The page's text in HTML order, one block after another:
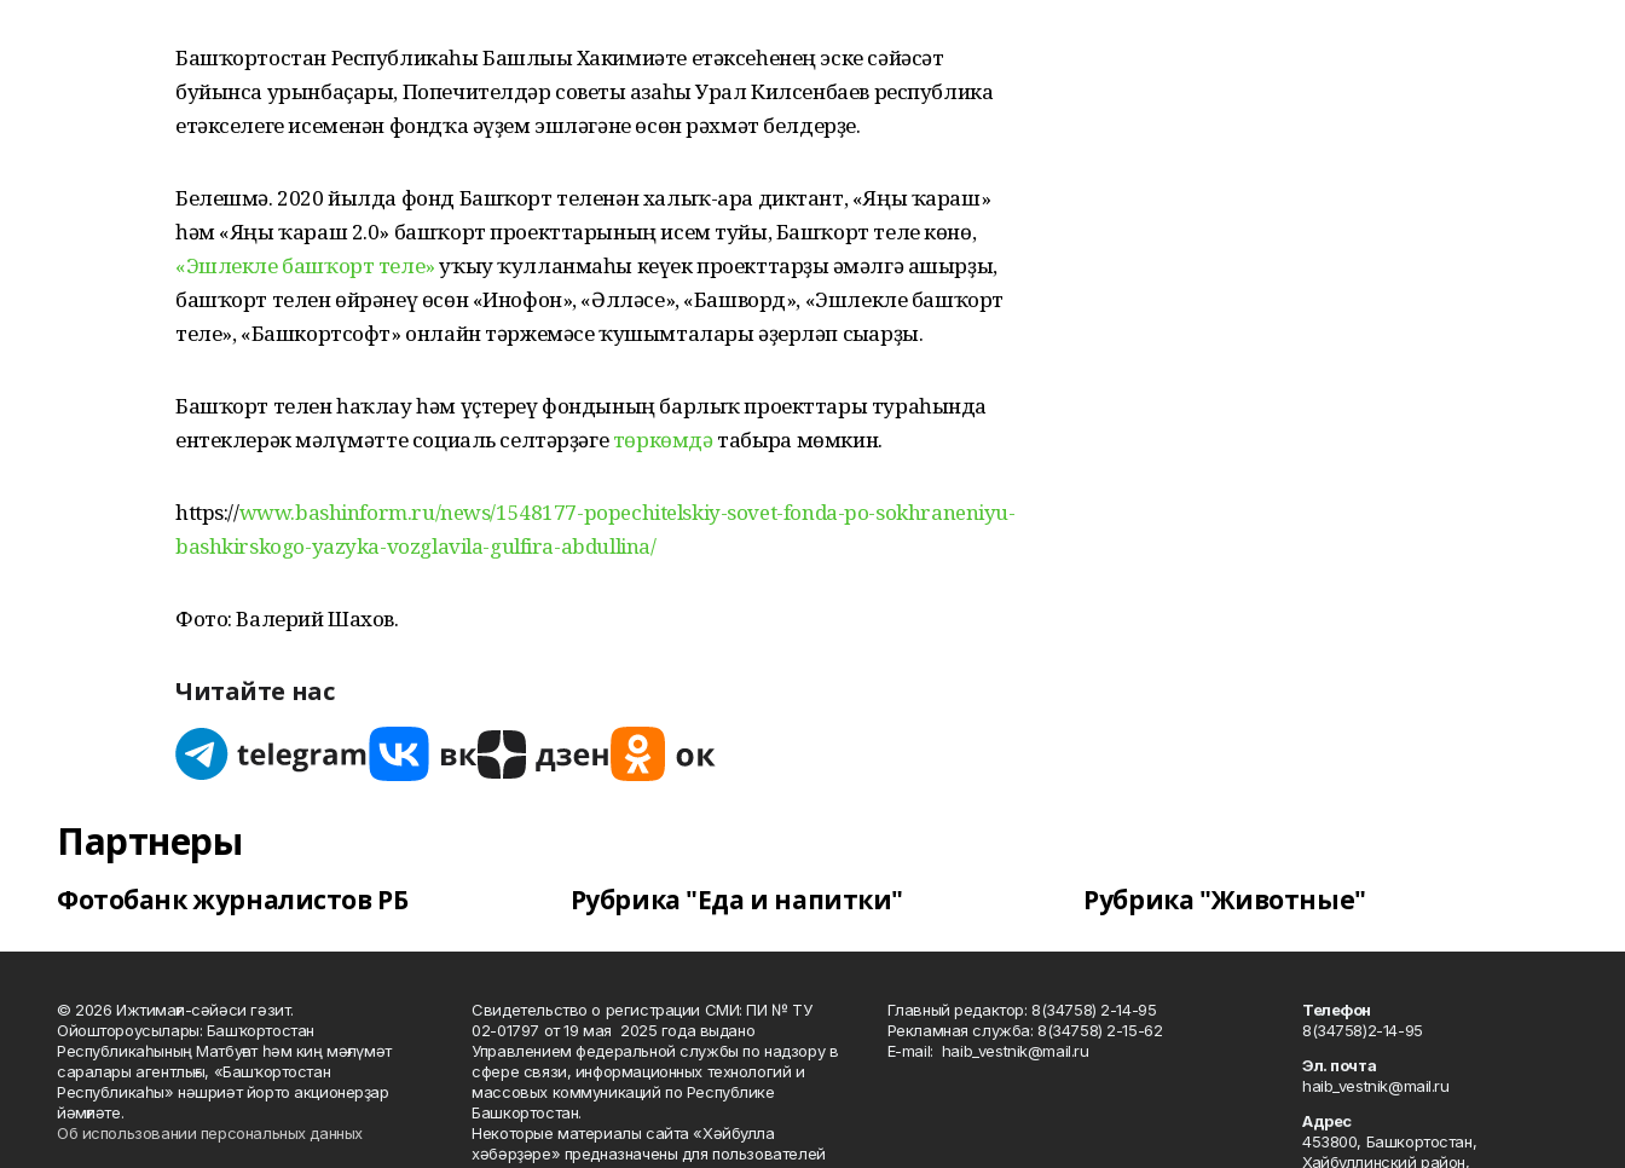
Башҡортостан Республикаһы Башлығы Хакимиәте етәксеһенең эске сәйәсәт
буйынса урынбаҫары, Попечителдәр советы ағзаһы Урал Килсенбаев республика
етәкселеге исеменән фондҡа әүҙем эшләгәне өсөн рәхмәт белдерҙе.
Белешмә. 2020 йылда фонд Башҡорт теленән халыҡ-ара диктант, «Яңы ҡараш»
һәм «Яңы ҡараш 2.0» башҡорт проекттарының исем туйы, Башҡорт теле көнө,
«Эшлекле башҡорт теле»уҡыу ҡулланмаһы кеүек проекттарҙы ғәмәлгә ашырҙы,
башҡорт телен өйрәнеү өсөн «Инофон», «Әлләсе», «Башворд», «Эшлекле башҡорт
теле», «Башкортсофт» онлайн тәржемәсе ҡушымталары әҙерләп сығарҙы.
Башҡорт телен һаҡлау һәм үҫтереү фондының барлыҡ проекттары тураһында
ентеклерәк мәғлүмәтте социаль селтәрҙәгетөркөмдәтабырға мөмкин.
https://www.bashinform.ru/news/1548177-popechitelskiy-sovet-fonda-po-sokhraneniyu-
bashkirskogo-yazyka-vozglavila-gulfira-abdullina/
Фото: Валерий Шахов.
Читайте нас
Партнеры
Фотобанк журналистов РБ Рубрика "Еда и напитки" Рубрика "Животные"
© 2026 Ижтимағи-сәйәси гәзит.
Ойоштороусылары: Башҡортостан
Республикаһының Матбуғат һәм киң мәғлүмәт
саралары агентлығы, «Башҡортостан
Республикаһы» нәшриәт йорто акционерҙар
йәмғиәте.
Об использовании персональных данных
Свидетельство о регистрации СМИ: ПИ № ТУ
02-01797 от 19 мая 2025 года выдано
Управлением федеральной службы по надзору в
сфере связи, информационных технологий и
массовых коммуникаций по Республике
Башкортостан.
Некоторые материалы сайта «Хәйбулла
хәбәрҙәре» предназначены для пользователей
Главный редактор: 8(34758) 2-14-95
Рекламная служба: 8(34758) 2-15-62
Е-mаil: haib_vestnik@mail.ru
Телефон
8(34758)2-14-95
Эл. почта
haib_vestnik@mail.ru
Адрес
453800, Башкортостан,
Хайбуллинский район,